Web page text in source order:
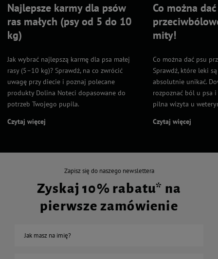
Najlepsze karmy dla psów
ras małych (psy od 5 do 10
kg)
Jak wybrać najlepszą karmę dla psa małej
rasy (5–10 kg)? Sprawdź, na co zwrócić
uwagę przy diecie i poznaj polecane
produkty Dolina Noteci dopasowane do
potrzeb Twojego pupila.
Czytaj więcej
Co można
mity!
Co można dać psu
Sprawdź, które leki
absolutnie unikać.
rozpoznać ból u psa
pilna wizyta u
Czytaj więcej
Zapisz się do naszego newslettera
Zyskaj 10% rabatu* na
pierwsze zamówienie
Jak masz na imię?